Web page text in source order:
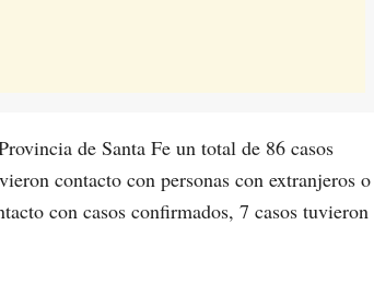
de Santa Fe un total de 86 casos
contacto con personas con extranjeros o
con casos confirmados, 7 casos tuvieron